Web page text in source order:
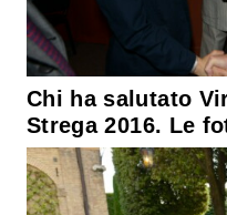
Chi ha salutato
Strega 2016. Le